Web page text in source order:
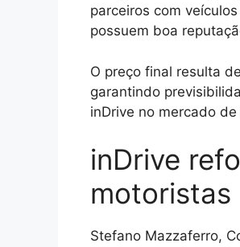
parceiros com
possuem boa
O preço final resulta
garantindo
inDrive no mercado
inDrive
motoristas
Stefano Mazzaferro,